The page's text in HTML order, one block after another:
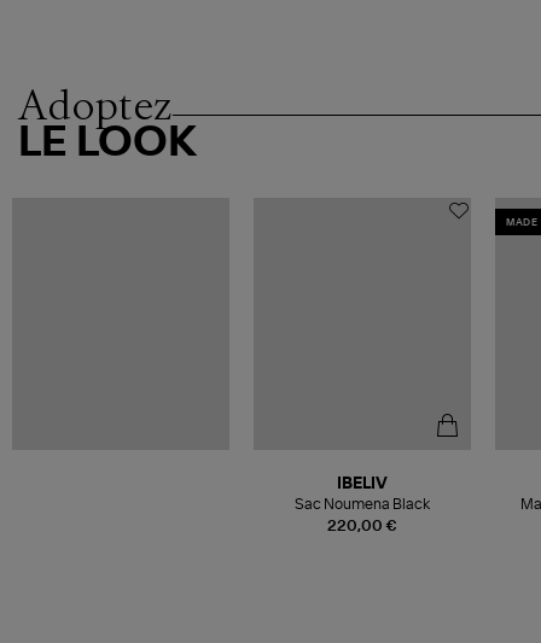
Adoptez
LE LOOK
220,00 €
IBELIV
Sac Noumena Black
MADE